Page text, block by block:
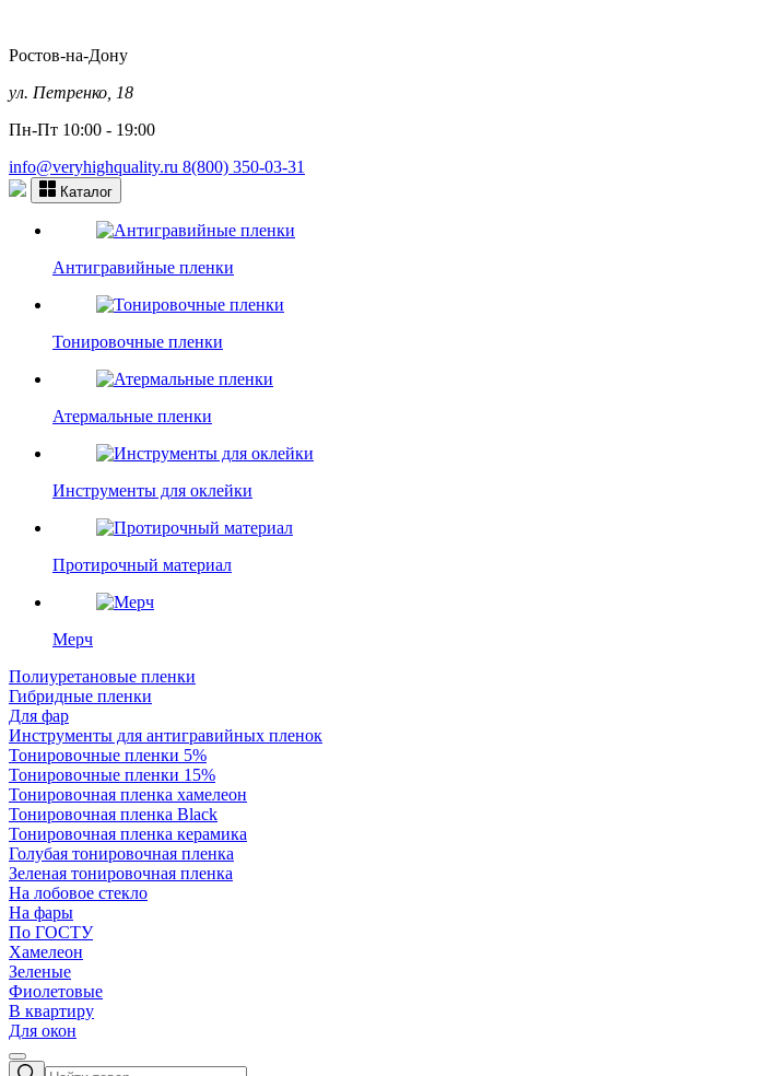
Ростов-на-Дону
ул. Петренко, 18
Пн-Пт 10:00 - 19:00
info@veryhighquality.ru 8(800) 350-03-31
Каталог
Антигравийные пленки
Тонировочные пленки
Атермальные пленки
Инструменты для оклейки
Протирочный материал
Мерч
Полиуретановые пленки
Гибридные пленки
Для фар
Инструменты для антигравийных пленок
Тонировочные пленки 5%
Тонировочные пленки 15%
Тонировочная пленка хамелеон
Тонировочная пленка Black
Тонировочная пленка керамика
Голубая тонировочная пленка
Зеленая тонировочная пленка
На лобовое стекло
На фары
По ГОСТУ
Хамелеон
Зеленые
Фиолетовые
В квартиру
Для окон